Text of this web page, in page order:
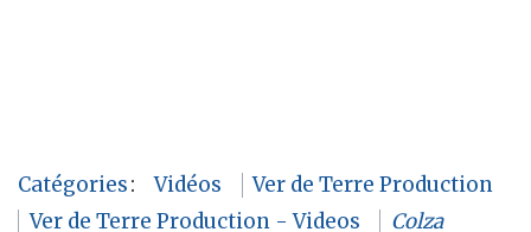
Catégories: Vidéos
Ver de Terre Production
Ver de Terre Production - Videos
Colza